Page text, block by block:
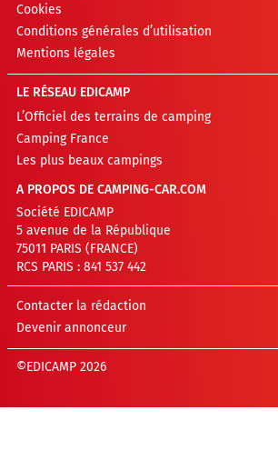
Cookies
Conditions générales d’utilisation
Mentions légales
LE RÉSEAU EDICAMP
L’Officiel des terrains de camping
Camping France
Les plus beaux campings
A PROPOS DE CAMPING-CAR.COM
Société EDICAMP
5 avenue de la République
75011 PARIS (FRANCE)
RCS PARIS : 841 537 442
Contacter la rédaction
Devenir annonceur
©EDICAMP 2026